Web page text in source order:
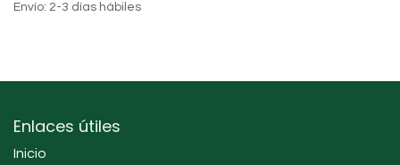
Envío: 2-3 días hábiles
Enlaces útiles
Inicio